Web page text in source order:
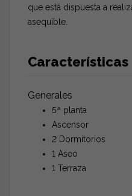
que está dispuesta a
asequible.
Características
Generales
5ª planta
Ascensor
2 Dormitorios
1 Aseo
1 Terraza